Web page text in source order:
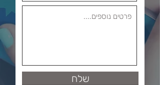
שלח